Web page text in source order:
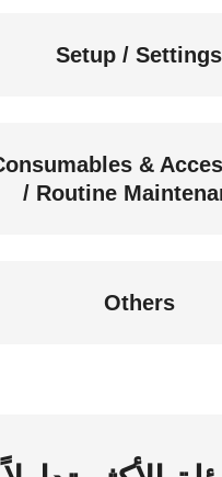
Setup / Settings
Consumables &
/ Routine
Others